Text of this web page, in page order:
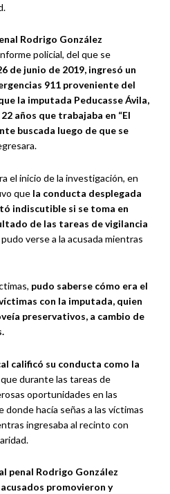
Rodrigo González
policial, del que se
de junio de 2019, ingresó un
911 proveniente del
la imputada Peducasse Ávila,
años que trabajaba en “El
buscada luego de que se
el inicio de la investigación, en
que la conducta desplegada
indiscutible si se toma en
de las tareas de vigilancia
verse a la acusada mientras
pudo saberse cómo era el
con la imputada, quien
preservativos, a cambio de
calificó su conducta como la
que durante las tareas de
oportunidades en las
donde hacía señas a las víctimas
ingresaba al recinto con
penal Rodrigo González
promovieron y